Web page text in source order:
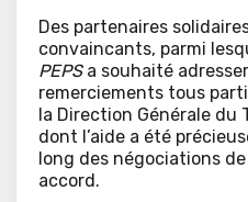
Des partenaires
convaincants, parmi
PEPSa souhaité
remerciements tous
la Direction Générale du
dont l’aide a été
long des négociations
accord.